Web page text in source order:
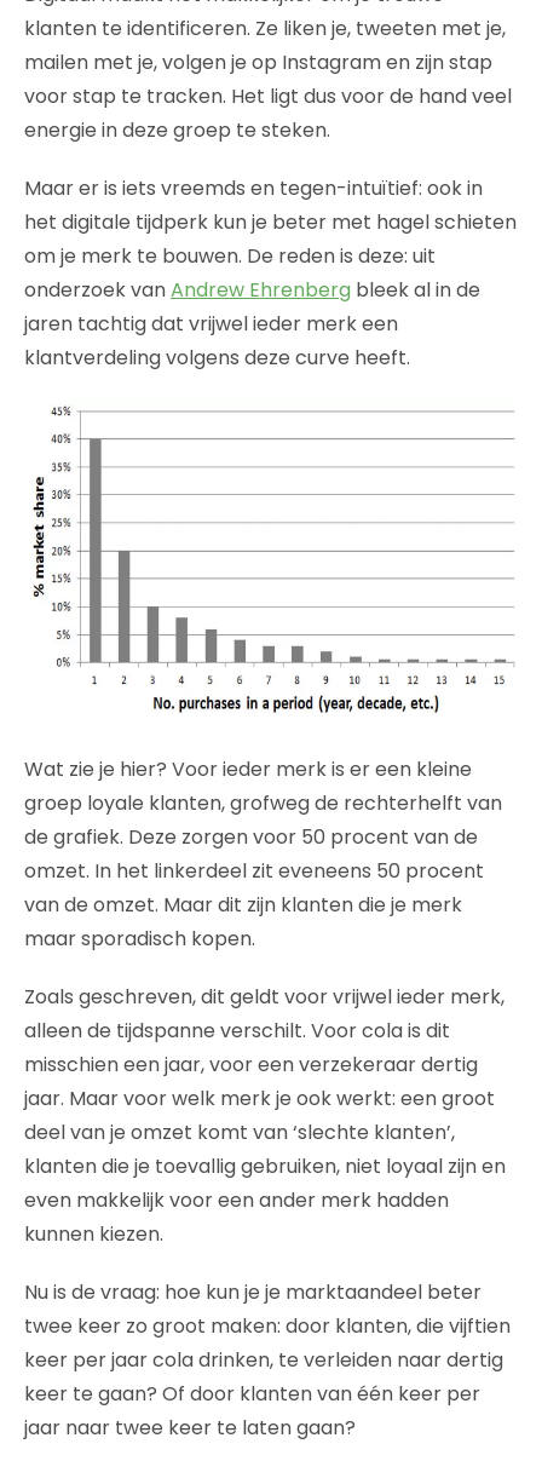
klanten te identificeren. Ze liken je, tweeten met je,
mailen met je, volgen je op Instagram en zijn stap
voor stap te tracken. Het ligt dus voor de hand veel
energie in deze groep te steken.
Maar er is iets vreemds en tegen-intuïtief: ook in
het digitale tijdperk kun je beter met hagel schieten
om je merk te bouwen. De reden is deze: uit
onderzoek vanAndrew Ehrenberg bleek al in de
jaren tachtig dat vrijwel ieder merk een
klantverdeling volgens deze curve heeft.
Wat zie je hier? Voor ieder merk is er een kleine
groep loyale klanten, grofweg de rechterhelft van
de grafiek. Deze zorgen voor 50 procent van de
omzet. In het linkerdeel zit eveneens 50 procent
van de omzet. Maar dit zijn klanten die je merk
maar sporadisch kopen.
Zoals geschreven, dit geldt voor vrijwel ieder merk,
alleen de tijdspanne verschilt. Voor cola is dit
misschien een jaar, voor een verzekeraar dertig
jaar. Maar voor welk merk je ook werkt: een groot
deel van je omzet komt van ‘slechte klanten’,
klanten die je toevallig gebruiken, niet loyaal zijn en
even makkelijk voor een ander merk hadden
kunnen kiezen.
Nu is de vraag: hoe kun je je marktaandeel beter
twee keer zo groot maken: door klanten, die vijftien
keer per jaar cola drinken, te verleiden naar dertig
keer te gaan? Of door klanten van één keer per
jaar naar twee keer te laten gaan?